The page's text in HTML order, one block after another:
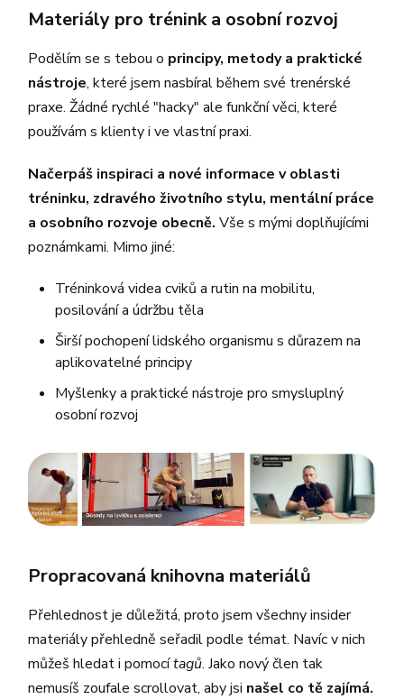
Materiály pro trénink a osobní rozvoj
Podělím se s tebou o principy, metody a praktické
nástroje, které jsem nasbíral během své trenérské
praxe. Žádné rychlé "hacky" ale funkční věci, které
používám s klienty i ve vlastní praxi.
Načerpáš inspiraci a nové informace v oblasti
tréninku, zdravého životního stylu, mentální práce
a osobního rozvoje obecně. Vše s mými doplňujícími
poznámkami. Mimo jiné:
Tréninková videa cviků a rutin na mobilitu,
posilování a údržbu těla
Širší pochopení lidského organismu s důrazem na
aplikovatelné principy
Myšlenky a praktické nástroje pro smysluplný
osobní rozvoj
Propracovaná knihovna materiálů
Přehlednost je důležitá, proto jsem všechny insider
materiály přehledně seřadil podle témat. Navíc v nich
můžeš hledat i pomocítagů. Jako nový člen tak
nemusíš zoufale scrollovat, aby jsi našel co tě zajímá.